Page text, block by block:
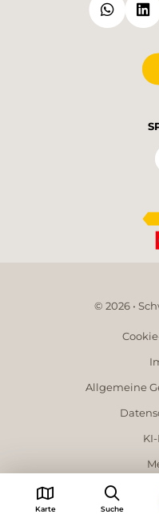
© 2026 •
Allgemeine
Karte Suche